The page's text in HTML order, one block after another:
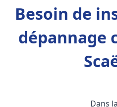
Besoin de
dépannage
Dans